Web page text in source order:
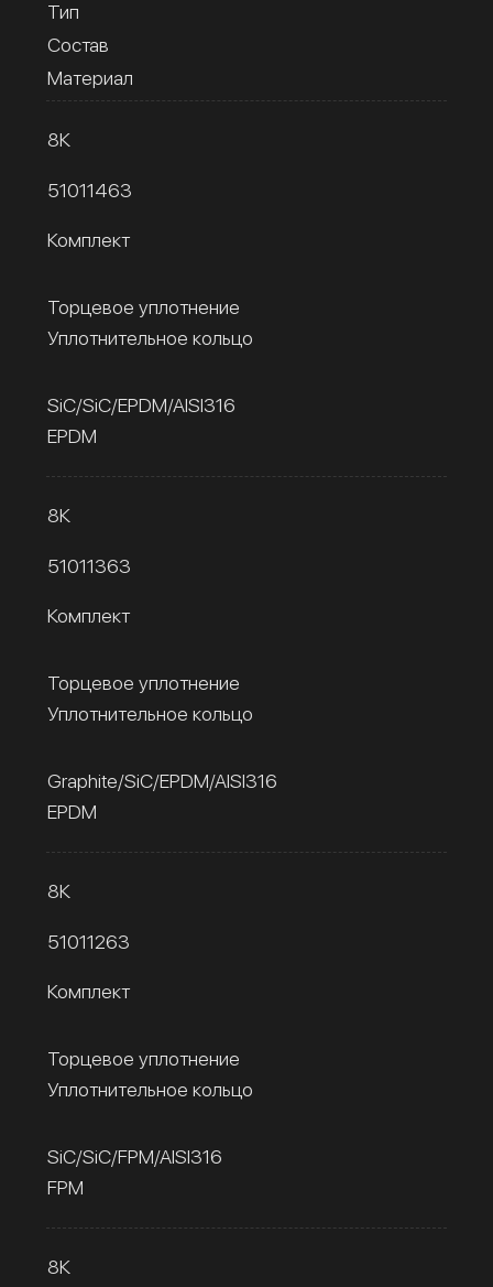
Тип
Состав
Материал
8К
51011463
Комплект
Торцевое уплотнение
Уплотнительное кольцо
SiC/SiC/EPDM/AISI316
EPDM
8К
51011363
Комплект
Торцевое уплотнение
Уплотнительное кольцо
Graphite/SiC/EPDM/AISI316
EPDM
8К
51011263
Комплект
Торцевое уплотнение
Уплотнительное кольцо
SiC/SiC/FPM/AISI316
FPM
8К